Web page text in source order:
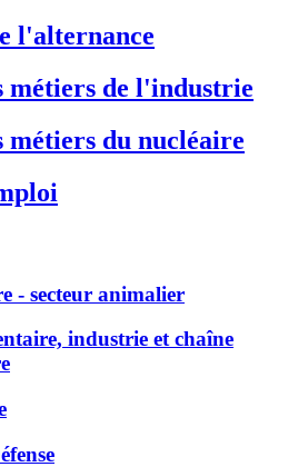
l'alternance
métiers de l'industrie
métiers du nucléaire
- secteur animalier
industrie et chaîne